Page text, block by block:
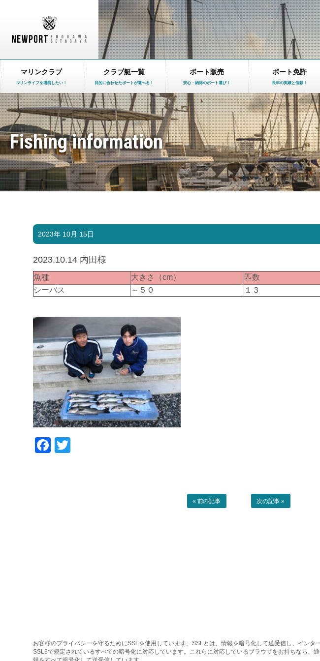
マリンクラブ
マリンライフを堪能したい！
クラブ艇一覧
目的に合わせたボートが選べる！
ボート販売
安心・納得のボート選び！
ボート免許
長年の実績と信頼！
Fishing information
2023年 10月 15日
2023.10.14 内田様
魚種 大きさ（cm） 匹数
シーバス
～５０ １３
Facebook
« 前の記事 次の記事 »
お客様のプライバシーを守るためにSSLを使用しています。SSLとは、情報を暗号化して送受信し、イン
SSL3で規定されているすべての暗号化に対応しています。これらに対応しているブラウザをお持ちなら